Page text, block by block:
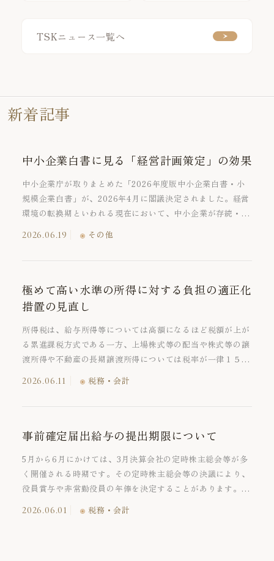
TSKニュース一覧へ
新着記事
中小企業白書に見る「経営計画策定」の効果
2026.06.19 その他
中小企業庁が取りまとめた「2026年度版中小企業白書・小
規模企業白書」が、2026年4月に閣議決定されました。経営
環境の転換期といわれる現在において、中小企業が存続・成
極めて高い水準の所得に対する負担の適正化
措置の見直し
2026.06.11 税務・会計
所得税は、給与所得等については高額になるほど税額が上が
る累進課税方式である一方、上場株式等の配当や株式等の譲
渡所得や不動産の長期譲渡所得については税率が一律１５％
く、令和５年の税制改正により、極めて高い水準の所得に対
税制改正により、高所得者層への課税が強化されます。
事前確定届出給与の提出期限について
2026.06.01 税務・会計
5月から6月にかけては、3月決算会社の定時株主総会等が多
く開催される時期です。その定時株主総会等の決議により、
役員賞与や非常勤役員の年俸を決定することがあります。こ